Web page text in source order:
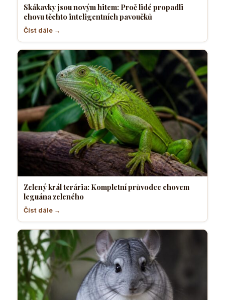
Skákavky jsou novým hitem: Proč lidé propadli
chovu těchto inteligentních pavoučků
Číst dále →
Zelený král terária: Kompletní průvodce chovem
leguána zeleného
Číst dále →